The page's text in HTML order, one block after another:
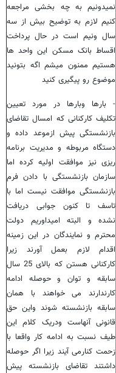
نمیدونیم به چه بخشی مراجعه
کنیم لازم به توضیح بیش از سه
سال ونیم است در حال پرداخت
اقساط بانک مسکن این واحد ها
هستیم ممنون میشم اگه بتونید
موضوع رو پیگیری کنید
- بارها وبارها در مورد تعیین
تکلیف کارکنانی که امسال تقاضای
بازنشستگی پیش ازموعد داده و
دستگاه مربوطه و مدیریت برنامه
ریزی نیز موافقت اولیه کرده اما
سازمان بازنشستگی با دادن فرم
بازنشستگی موافقت نیست اما با
تاسف تا کنون جوابی دریافت
نشده و البته امیداوریم دولت
محترم و نمایندگان در این زمینه
اقدام لازم بعمل آورند زیرا
کارکنانی هستن که بالای 25 سال
سابقه و توان و حوصله ادامه
کارندارند می خواهند با همان
سابقه بازنشسته شوند واین حق
قانونی آنهاست ودریک کلام این
طیف نسبت به ادامه کار واقعا با
زحمت کنارمی آیند زیرا اگر حوصله
داشتند تقاضای بازنشسته پیش